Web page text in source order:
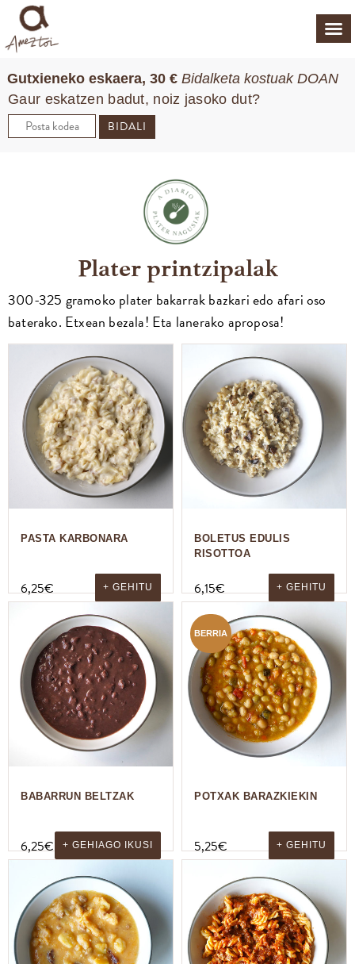
Gaur eskatzen badut, noiz jasoko dut?
BIDALI
Gutxieneko eskaera, 30 € Bidalketa kostuak DOAN
Plater printzipalak
300-325 gramoko plater bakarrak bazkari edo afari oso
baterako. Etxean bezala! Eta lanerako aproposa!
PASTA KARBONARA
6,25€ + GEHITU
BOLETUS EDULIS
RISOTTOA
6,15€ + GEHITU
BABARRUN BELTZAK
6,25€ + GEHIAGO IKUSI
BERRIA
POTXAK BARAZKIEKIN
5,25€ + GEHITU